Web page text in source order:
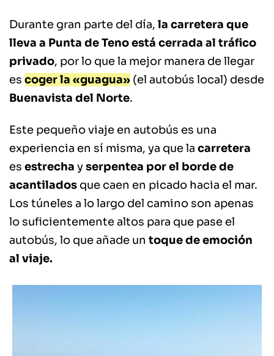
Durante gran parte del día, la carretera que
lleva a Punta de Teno está cerrada al tráfico
privado, por lo que la mejor manera de llegar
es coger la «guagua» (el autobús local) desde
Buenavista del Norte.
Este pequeño viaje en autobús es una
experiencia en sí misma, ya que la carretera
es estrecha yserpentea por el borde de
acantilados que caen en picado hacia el mar.
Los túneles a lo largo del camino son apenas
lo suficientemente altos para que pase el
autobús, lo que añade un toque de emoción
al viaje.